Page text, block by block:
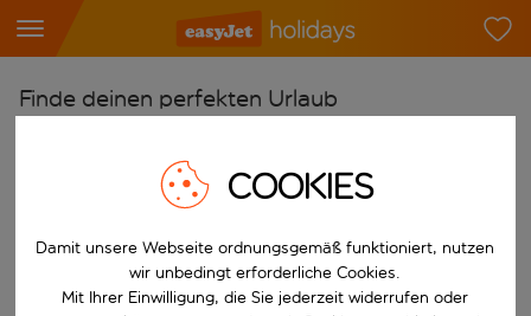
Finde deinen perfekten Urlaub
Flughafen wählen
Beginne mit der Eingabe für die automatische
Reiseziel wählen
COOKIES
Damit unsere Webseite ordnungsgemäß funktioniert, nutzen
wir unbedingt erforderliche Cookies.
Mit Ihrer Einwilligung, die Sie jederzeit widerrufen oder